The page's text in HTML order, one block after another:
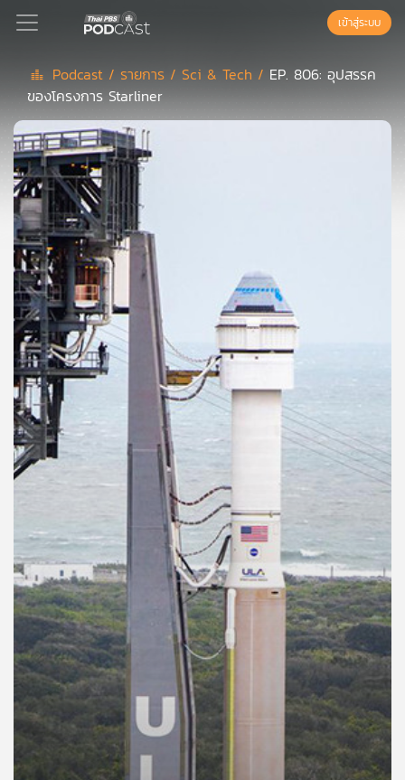
Podcast
เพล
ย์
ลิ
สต์
แนะนำ
เพล
ย์
ลิ
สต์
ของ
คุณ
เพลง
บทความ
ข่าว
และ
กิจกรรม
เกี่ยว
กับ
เรา
เข้าสู่ระบบ
Podcast / รายการ / Sci & Tech / EP. 806: อุปสรรค
ของโครงการ Starliner